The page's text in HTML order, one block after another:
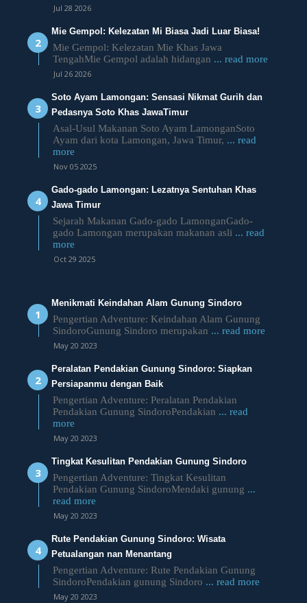
Jul 28 2026
Mie Gempol: Kelezatan Mi Biasa Jadi Luar Biasa!
Mie Gempol: Kelezatan Mie Khas Jawa
TengahMie Gempol adalah hidangan ... read more
Jul 26 2026
Soto Ayam Lamongan: Sensasi Nikmat Gurih dan
Pedasnya Soto Khas JawaTimur
Asal-Usul Makanan Soto Ayam LamonganSoto
Ayam dari kota Lamongan, Jawa Timur, ... read
more
Nov 05 2025
Gado-gado Lamongan: Lezatnya Sentuhan Khas
Jawa Timur
Sejarah Makanan Gado-gado LamonganGado-
gado Lamongan merupakan makanan asli ... read
more
Oct 29 2025
Menikmati Keindahan Alam Gunung Sindoro
Pengertian Adventure: Keindahan Alam Gunung
SindoroGunung Sindoro merupakan ... read more
May 20 2023
Peralatan Pendakian Gunung Sindoro: Siapkan
Persiapanmu dengan Baik
Pengertian Adventure: Peralatan Pendakian
Pendakian Gunung SindoroPendakian ... read
more
May 20 2023
Tingkat Kesulitan Pendakian Gunung Sindoro
Pengertian Adventure: Tingkat Kesulitan
Pendakian Gunung SindoroMendaki gunung ...
read more
May 20 2023
Rute Pendakian Gunung Sindoro: Wisata
Petualangan nan Menantang
Pengertian Adventure: Rute Pendakian Gunung
SindoroPendakian gunung Sindoro ... read more
May 20 2023